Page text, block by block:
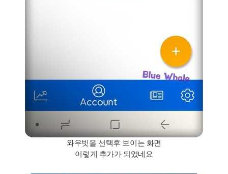
와우빗을 선택후 보이는 화면
이렇게 추가가 되었네요